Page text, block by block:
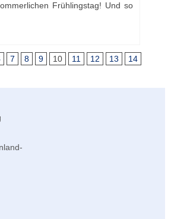
Frühlingstag! Und so
7 8 9 10 11 12 13
14